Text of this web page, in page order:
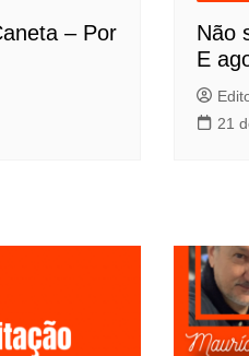
– Por
Não
E
21